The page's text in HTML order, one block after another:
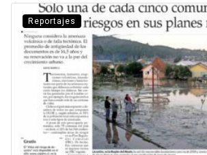
Reportajes